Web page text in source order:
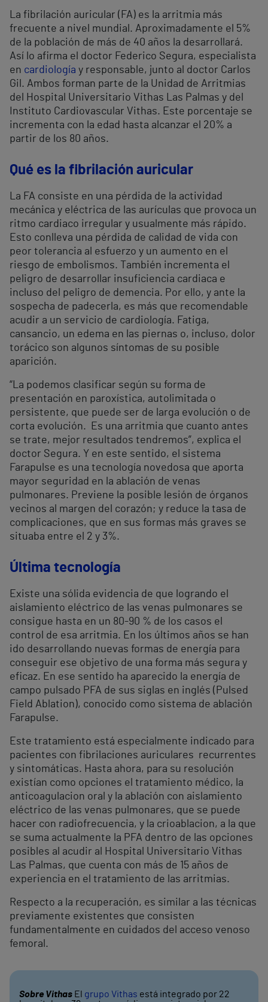
La fibrilación auricular (FA) es la arritmia más
frecuente a nivel mundial. Aproximadamente el 5%
de la población de más de 40 años la desarrollará.
Así lo afirma el doctor Federico Segura, especialista
en cardiología y responsable, junto al doctor Carlos
Gil. Ambos forman parte de la Unidad de Arritmias
del Hospital Universitario Vithas Las Palmas y del
Instituto Cardiovascular Vithas. Este porcentaje se
incrementa con la edad hasta alcanzar el 20% a
partir de los 80 años.
Qué es la fibrilación auricular
La FA consiste en una pérdida de la actividad
mecánica y eléctrica de las aurículas que provoca un
ritmo cardiaco irregular y usualmente más rápido.
Esto conlleva una pérdida de calidad de vida con
peor tolerancia al esfuerzo y un aumento en el
riesgo de embolismos. También incrementa el
peligro de desarrollar insuficiencia cardiaca e
incluso del peligro de demencia. Por ello, y ante la
sospecha de padecerla, es más que recomendable
acudir a un servicio de cardiología. Fatiga,
cansancio, un edema en las piernas o, incluso, dolor
torácico son algunos síntomas de su posible
aparición.
“La podemos clasificar según su forma de
presentación en paroxística, autolimitada o
persistente, que puede ser de larga evolución o de
corta evolución. Es una arritmia que cuanto antes
se trate, mejor resultados tendremos”, explica el
doctor Segura. Y en este sentido, el sistema
Farapulse es una tecnología novedosa que aporta
mayor seguridad en la ablación de venas
pulmonares. Previene la posible lesión de órganos
vecinos al margen del corazón; y reduce la tasa de
complicaciones, que en sus formas más graves se
situaba entre el 2 y 3%.
Última tecnología
Existe una sólida evidencia de que logrando el
aislamiento eléctrico de las venas pulmonares se
consigue hasta en un 80-90 % de los casos el
control de esa arritmia. En los últimos años se han
ido desarrollando nuevas formas de energía para
conseguir ese objetivo de una forma más segura y
eficaz. En ese sentido ha aparecido la energía de
campo pulsado PFA de sus siglas en inglés (Pulsed
Field Ablation), conocido como sistema de ablación
Farapulse.
Este tratamiento está especialmente indicado para
pacientes con fibrilaciones auriculares recurrentes
y sintomáticas. Hasta ahora, para su resolución
existían como opciones el tratamiento médico, la
anticoagulacion oral y la ablación con aislamiento
eléctrico de las venas pulmonares, que se puede
hacer con radiofrecuencia, y la crioablacion, a la que
se suma actualmente la PFA dentro de las opciones
posibles al acudir al Hospital Universitario Vithas
Las Palmas, que cuenta con más de 15 años de
experiencia en el tratamiento de las arritmias.
Respecto a la recuperación, es similar a las técnicas
previamente existentes que consisten
fundamentalmente en cuidados del acceso venoso
femoral.
Sobre Vithas El grupo Vithas está integrado por 22